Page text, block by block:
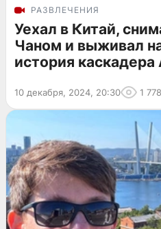
РАЗВЛЕЧЕНИЯ
Уехал в Китай,
Чаном и выживал
история
10 декабря, 2024, 20:30 1 778